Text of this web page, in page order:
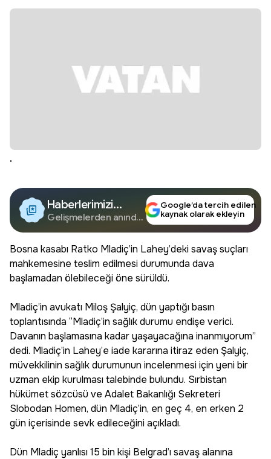
.
Haberlerimizi
Google'da Takip
Edin
Gelişmelerden anında
Google’da tercih edilen
kaynak olarak ekleyin
Bosna kasabı Ratko Mladiç’in Lahey’deki savaş suçları
mahkemesine teslim edilmesi durumunda dava
başlamadan ölebileceği öne sürüldü.
Mladiç’in avukatı Miloş Şalyiç, dün yaptığı basın
toplantısında “Mladiç’in sağlık durumu endişe verici.
Davanın başlamasına kadar yaşayacağına inanmıyorum”
dedi. Mladiç’in Lahey’e iade kararına itiraz eden Şalyiç,
müvekkilinin sağlık durumunun incelenmesi için yeni bir
uzman ekip kurulması talebinde bulundu. Sırbistan
hükümet sözcüsü ve Adalet Bakanlığı Sekreteri
Slobodan Homen, dün Mladiç’in, en geç 4, en erken 2
gün içerisinde sevk edileceğini açıkladı.
Dün Mladiç yanlısı 15 bin kişi Belgrad’ı savaş alanına